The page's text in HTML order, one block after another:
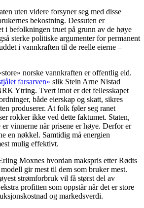
uten videre forsyner seg med disse
bekostning. Dessuten er
i befolkningen truet på grunn av de høye
sterke politiske argumenter for permanent
i vannkraften til de reelle eierne –
norske vannkraften er offentlig eid.
farsarven» slik Stein Arne Nistad
Ytring. Tvert imot er det fellesskapet
både eierskap og skatt, sikres
produserer. At folk føler seg ranet
rokker ikke ved dette faktumet. Staten,
vinnerne når prisene er høye. Derfor er
en nøkkel. Samtidig må energien
mulig effektivt.
Moxnes hvordan makspris etter Rødts
gir mest til dem som bruker mest.
strømforbruk vil få størst del av
profitten som oppstår når det er store
og markedsverdi.